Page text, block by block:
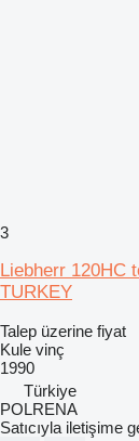
3
Liebherr 120HC
TURKEY
Talep üzerine fiyat
Kule vinç
1990
Türkiye
POLRENA
Satıcıyla iletişime